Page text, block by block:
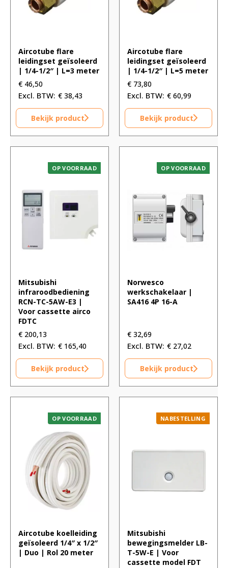
Aircotube flare
leidingset geïsoleerd
| 1/4-1/2″ | L=3 meter
€ 46,50
€ 38,43
Bekijk product
Aircotube flare
leidingset geïsoleerd
| 1/4-1/2″ | L=5 meter
€ 73,80
€ 60,99
Bekijk product
OP VOORRAAD
Mitsubishi
infraroodbediening
RCN-TC-5AW-E3 |
Voor cassette airco
FDTC
€ 200,13
€ 165,40
Bekijk product
OP VOORRAAD
Norwesco
werkschakelaar |
SA416 4P 16-A
€ 32,69
€ 27,02
Bekijk product
OP VOORRAAD
Aircotube koelleiding
geïsoleerd 1/4″ x 1/2″
| Duo | Rol 20 meter
NABESTELLING
Mitsubishi
bewegingsmelder LB-
T-5W-E | Voor
cassette model FDT